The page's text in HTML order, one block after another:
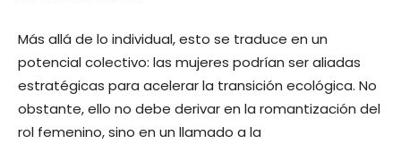
Más allá de lo individual, esto se traduce en un
potencial colectivo: las mujeres podrían ser aliadas
estratégicas para acelerar la transición ecológica. No
obstante, ello no debe derivar en la romantización del
rol femenino, sino en un llamado a la